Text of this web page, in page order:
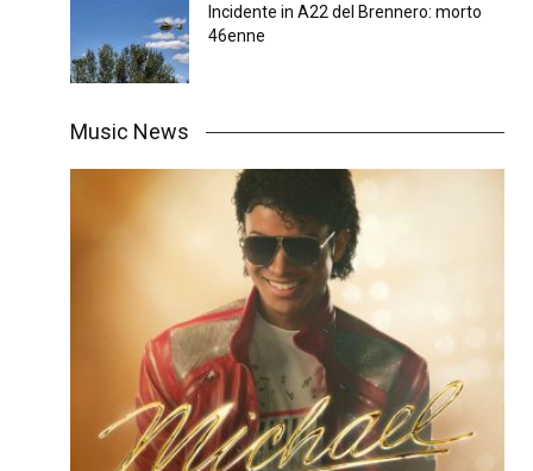
Incidente in A22 del Brennero: morto
46enne
Music News